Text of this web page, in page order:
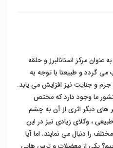
عنوان مرکز استانالبرز و حلقه
گردد و طبیعتا با توجه به
جرم و جنایت نیز افزایش می یابد.
ما وجود دارد که مختص
دیگر اثری از آن به چشم
، وکلای زیادی نیز در این
را دنبال می نمایند. اما آیا